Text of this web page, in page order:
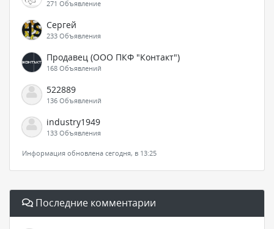
271 Объявление
Сергей
233 Объявления
Продавец (ООО ПКФ "Контакт")
168 Объявлений
522889
136 Объявлений
industry1949
133 Объявления
Информация обновлена сегодня, в 13:25
Последние комментарии